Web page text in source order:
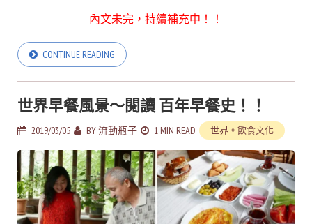
內文未完，持續補充中！！
CONTINUE READING
世界早餐風景～閱讀 百年早餐史！！
2019/03/05 BY流動瓶子 1 MIN READ 世界。飲食文化